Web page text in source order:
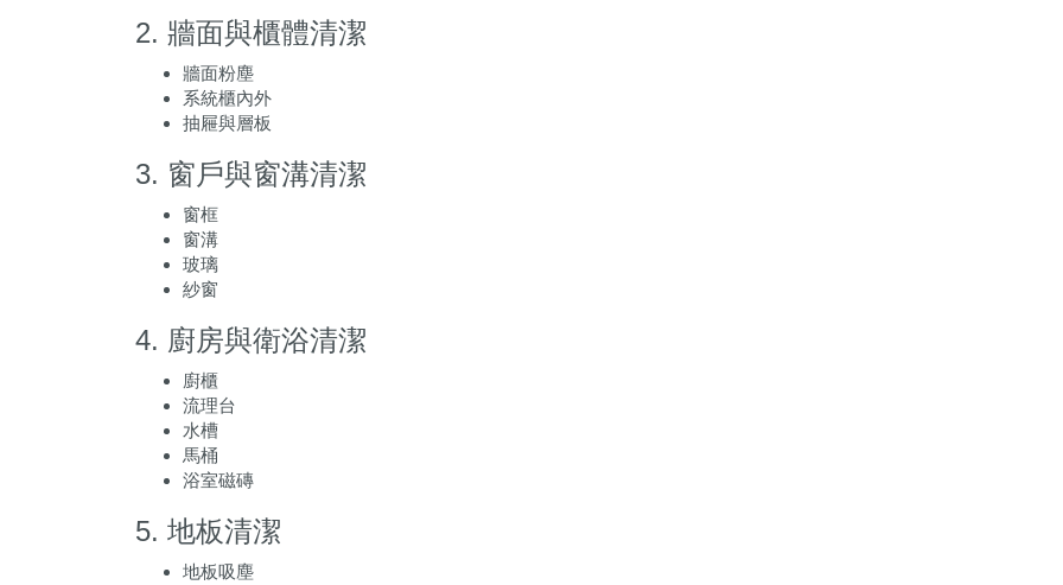
2. 牆面與櫃體清潔
牆面粉塵
系統櫃內外
抽屜與層板
3. 窗戶與窗溝清潔
窗框
窗溝
玻璃
紗窗
4. 廚房與衛浴清潔
廚櫃
流理台
水槽
馬桶
浴室磁磚
5. 地板清潔
地板吸塵